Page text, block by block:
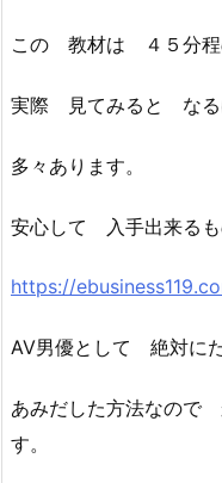
この 教材は ４５分程
実際 見てみると なる
多々あります。
安心して 入手出来るも
https://
AV男優として 絶対に
あみだした方法なので
す。